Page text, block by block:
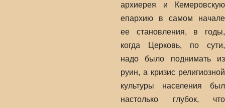
архиерея и Кемеровскую
епархию в самом начале
ее становления, в годы,
когда Церковь, по сути,
надо было поднимать из
руин, а кризис религиозной
культуры населения был
настолько глубок, что